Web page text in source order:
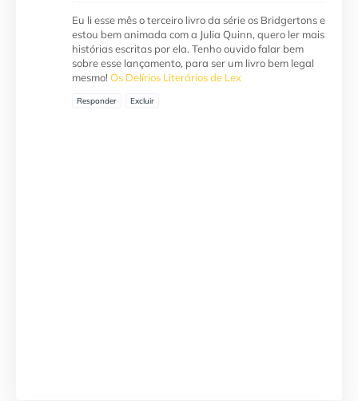
Eu li esse mês o terceiro livro da série os Bridgertons e
estou bem animada com a Julia Quinn, quero ler mais
histórias escritas por ela. Tenho ouvido falar bem
sobre esse lançamento, para ser um livro bem legal
mesmo! Os Delírios Literários de Lex
Responder Excluir